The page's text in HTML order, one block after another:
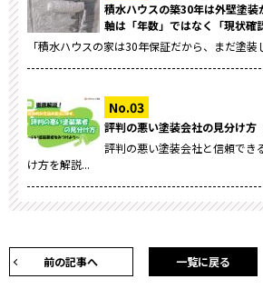
積水ハウスの築30年は外壁塗
軸は「年数」ではなく「現状確
「積水ハウスの家は30年保証だから、まだ塗装
評判の悪い塗装会社の見分け方
評判の悪い塗装会社と信頼でき
け方を解説...
前の記事へ 一覧に戻る